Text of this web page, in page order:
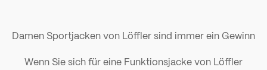
Damen Sportjacken von Löffler sind immer ein Gewinn
Wenn Sie sich für eine Funktionsjacke von Löffler